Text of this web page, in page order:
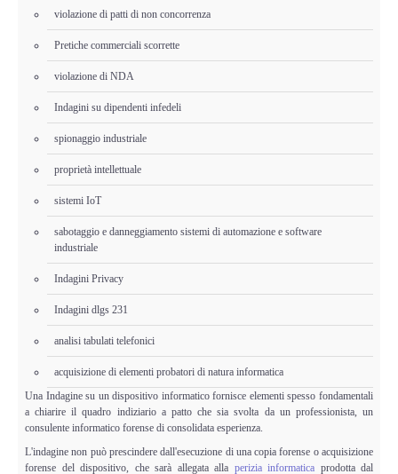
violazione di patti di non concorrenza
Pretiche commerciali scorrette
violazione di NDA
Indagini su dipendenti infedeli
spionaggio industriale
proprietà intellettuale
sistemi IoT
sabotaggio e danneggiamento sistemi di automazione e software
industriale
Indagini Privacy
Indagini dlgs 231
analisi tabulati telefonici
acquisizione di elementi probatori di natura informatica
Una Indagine su un dispositivo informatico fornisce elementi spesso fondamentali
a chiarire il quadro indiziario a patto che sia svolta da un professionista, un
consulente informatico forense di consolidata esperienza.
L'indagine non può prescindere dall'esecuzione di una copia forense o acquisizione
forense del dispositivo, che sarà allegata alla perizia informatica prodotta dal